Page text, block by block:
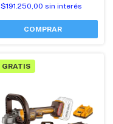
$191.250,00 sin interés
GRATIS